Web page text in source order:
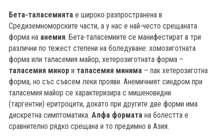
Бета-таласемиятае широко разпространена в
Средиземноморските части, а у нас е най-често срещаната
форма на анемия. Бета-таласемиите се манифестират в три
различни по тежест степени на боледуване: хомозиготната
форма или таласемия майор, хетерозиготната форма –
таласемия минори таласемия минима– пак хетерозиготна
форма, но със съвсем леки прояви. Анемичният синдром при
таласемия майор се характеризира с мишеновидни
(таргентни) еритроцити, докато при другите две форми има
дискретна симптоматика. Алфа форматана болестта е
сравнително рядко срещана и то предимно в Азия.